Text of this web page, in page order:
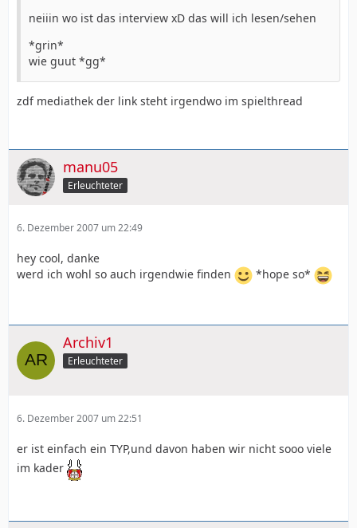
neiiin wo ist das interview xD das will ich lesen/sehen
*grin*
wie guut *gg*
zdf mediathek der link steht irgendwo im spielthread
manu05
Erleuchteter
6. Dezember 2007 um 22:49
hey cool, danke
werd ich wohl so auch irgendwie finden
*hope so*
Archiv1
Erleuchteter
6. Dezember 2007 um 22:51
er ist einfach ein TYP,und davon haben wir nicht sooo viele
im kader